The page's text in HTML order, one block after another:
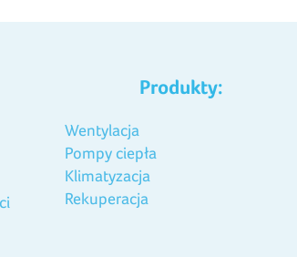
Produkty:
Wentylacja
Pompy ciepła
Klimatyzacja
Rekuperacja